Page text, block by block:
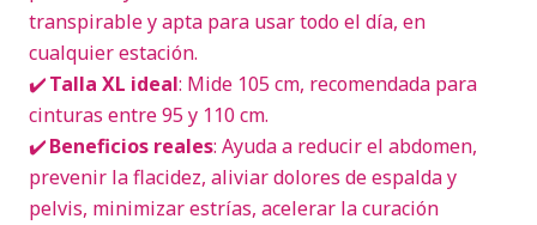
transpirable y apta para usar todo el día, en
cualquier estación.
✔️Talla XL ideal: Mide 105 cm, recomendada para
cinturas entre 95 y 110 cm.
✔️Beneficios reales: Ayuda a reducir el abdomen,
prevenir la flacidez, aliviar dolores de espalda y
pelvis, minimizar estrías, acelerar la curación